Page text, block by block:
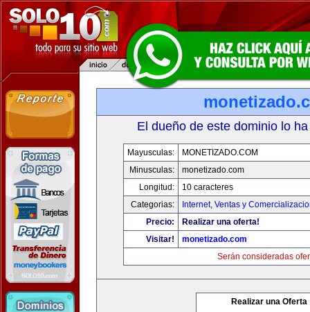
El dueño de este dominio lo
Mayusculas:
MONETIZADO.COM
Minusculas:
monetizado.com
Longitud:
10 caracteres
Categorias:
Internet, Ventas y
Precio:
Realizar una oferta!
Visitar!
monetizado.com
Serán consideradas
Realizar una Oferta